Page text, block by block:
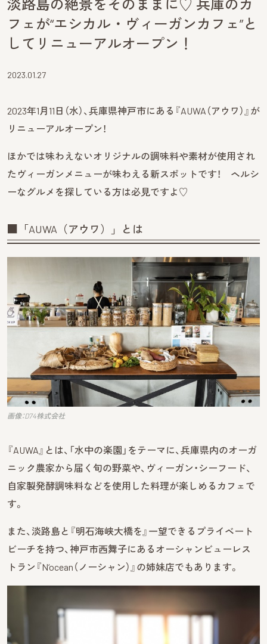
淡路島の絶景をそのままに♡ 兵庫のカ
フェが“エシカル・ヴィーガンカフェ”と
してリニューアルオープン！
2023.01.27
2023年1月11日（水）、兵庫県神戸市にある『AUWA（アウワ）』が
リニューアルオープン！
ほかでは味わえないオリジナルの調味料や素材が使用され
たヴィーガンメニューが味わえる新スポットです！ ヘルシ
ーなグルメを探している方は必見ですよ♡
■「AUWA（アウワ）」とは
画像：D74株式会社
『AUWA』とは、「水中の楽園」をテーマに、兵庫県内のオーガ
ニック農家から届く旬の野菜や、ヴィーガン・シーフード、
自家製発酵調味料などを使用した料理が楽しめるカフェで
す。
また、淡路島と『明石海峡大橋を』一望できるプライベート
ビーチを持つ、神戸市西舞子にあるオーシャンビューレス
トラン『N‘ocean（ノーシャン）』の姉妹店でもあります。